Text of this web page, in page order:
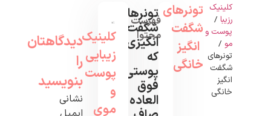
کلینیک
رزیبا/
پوست و
مو /
تونرهای
شگفت
انگیز
خانگی
تونرهای
شگفت
انگیز
خانگی
فهرست
محتوا
تونرهای
شگفت
انگیزی
که
پوستی
فوق
العاده
کلینیک
زیبایی
پوست
و
موی
دیدگاهتان
را
بنویسید
نشانی